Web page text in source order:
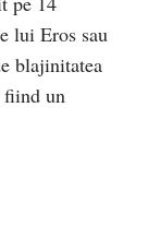
lui Eros sau
blajinitatea
un